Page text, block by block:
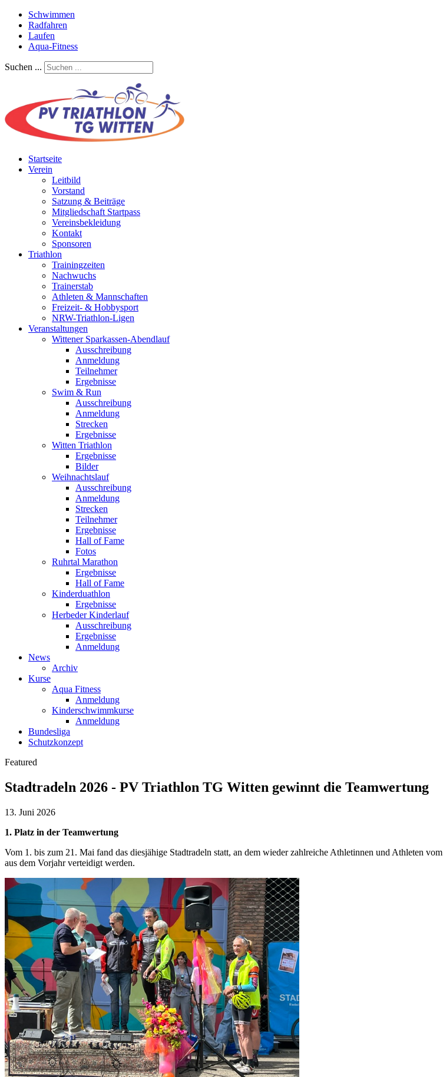
Schwimmen
Radfahren
Laufen
Aqua-Fitness
Suchen ...
Startseite
Verein
Leitbild
Vorstand
Satzung & Beiträge
Mitgliedschaft Startpass
Vereinsbekleidung
Kontakt
Sponsoren
Triathlon
Trainingzeiten
Nachwuchs
Trainerstab
Athleten & Mannschaften
Freizeit- & Hobbysport
NRW-Triathlon-Ligen
Veranstaltungen
Wittener Sparkassen-Abendlauf
Ausschreibung
Anmeldung
Teilnehmer
Ergebnisse
Swim & Run
Ausschreibung
Anmeldung
Strecken
Ergebnisse
Witten Triathlon
Ergebnisse
Bilder
Weihnachtslauf
Ausschreibung
Anmeldung
Strecken
Teilnehmer
Ergebnisse
Hall of Fame
Fotos
Ruhrtal Marathon
Ergebnisse
Hall of Fame
Kinderduathlon
Ergebnisse
Herbeder Kinderlauf
Ausschreibung
Ergebnisse
Anmeldung
News
Archiv
Kurse
Aqua Fitness
Anmeldung
Kinderschwimmkurse
Anmeldung
Bundesliga
Schutzkonzept
Featured
Stadtradeln 2026 - PV Triathlon TG Witten gewinnt die Teamwertung
13. Juni 2026
1. Platz in der Teamwertung
Vom 1. bis zum 21. Mai fand das diesjähige Stadtradeln statt, an dem wieder zahlreiche Athletinnen und Athleten vom
aus dem Vorjahr verteidigt werden.